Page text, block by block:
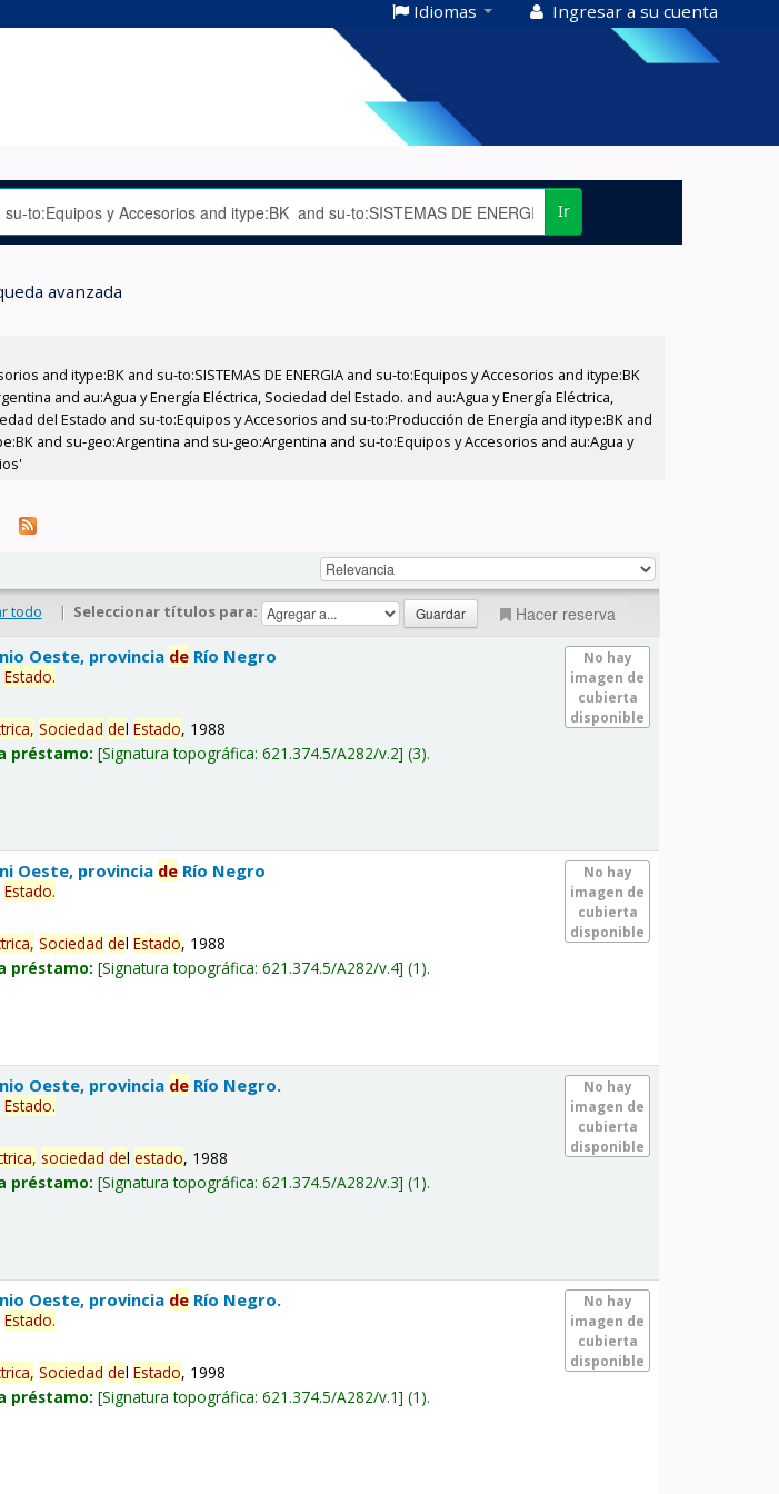
Idiomas Ingresar a su cuenta
Ir
avanzada
and itype:BK and su-to:SISTEMAS DE ENERGIA and su-to:Equipos y Accesorios and itype:BK
and au:Agua y Energía Eléctrica, Sociedad del Estado. and au:Agua y Energía Eléctrica,
del Estado and su-to:Equipos y Accesorios and su-to:Producción de Energía and itype:BK and
and su-geo:Argentina and su-geo:Argentina and su-to:Equipos y Accesorios and au:Agua y
todo | Seleccionar títulos para: Hacer reserva
No hay
imagen de
cubierta
disponible
Oeste, provincia de Río Negro
Estado.
Sociedad delEstado, 1988
préstamo: Signatura topográfica:621.374.5/A282/v.2 (3).
No hay
imagen de
cubierta
disponible
Oeste, provincia de Río Negro
Estado.
Sociedad delEstado, 1988
préstamo: Signatura topográfica:621.374.5/A282/v.4 (1).
No hay
imagen de
cubierta
disponible
Oeste, provincia de Río Negro.
Estado.
sociedad delestado, 1988
préstamo: Signatura topográfica:621.374.5/A282/v.3 (1).
No hay
imagen de
cubierta
disponible
Oeste, provincia de Río Negro.
Estado.
Sociedad delEstado, 1998
préstamo: Signatura topográfica:621.374.5/A282/v.1 (1).